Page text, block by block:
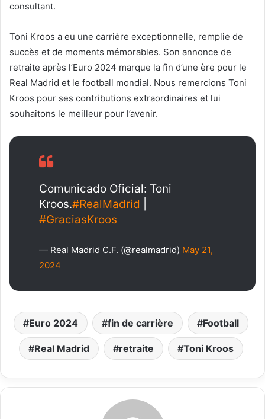
consultant.
Toni Kroos a eu une carrière exceptionnelle, remplie de
succès et de moments mémorables. Son annonce de
retraite après l’Euro 2024 marque la fin d’une ère pour le
Real Madrid et le football mondial. Nous remercions Toni
Kroos pour ses contributions extraordinaires et lui
souhaitons le meilleur pour l’avenir.
Comunicado Oficial: Toni
Kroos.#RealMadrid
#GraciasKroos
— Real Madrid C.F. (@realmadrid) May 21,
2024
Euro 2024 fin de carrière Football
Real Madrid retraite Toni Kroos